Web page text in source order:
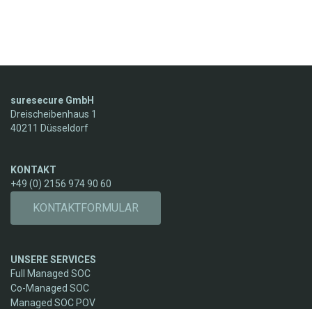
suresecure GmbH
Dreischeibenhaus 1
40211 Düsseldorf
KONTAKT
+49 (0) 2156 974 90 60
KONTAKTFORMULAR
UNSERE SERVICES
Full Managed SOC
Co-Managed SOC
Managed SOC POV